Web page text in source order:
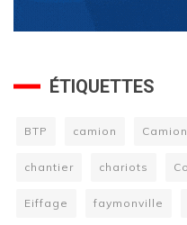
ÉTIQUETTES
BTP camion
chantier chariots
Eiffage faymonville